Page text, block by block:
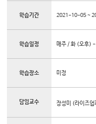
참
학습기간 2021-10-05 ~
학습일정 매주 / 화 (오후)
학습장소 미정
담임교수 장성미 (라이즈업